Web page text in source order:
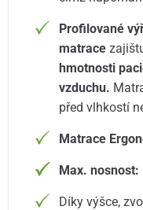
Profilované
matrace
hmotnosti
vzduchu.
před vlhkostí
Matrace
Max. nosnost:
Díky výšce,